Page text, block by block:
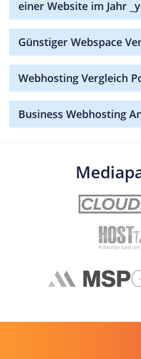
einer Website im Jahr
Günstiger Webspace
Webhosting Vergleich
Business Webhosting